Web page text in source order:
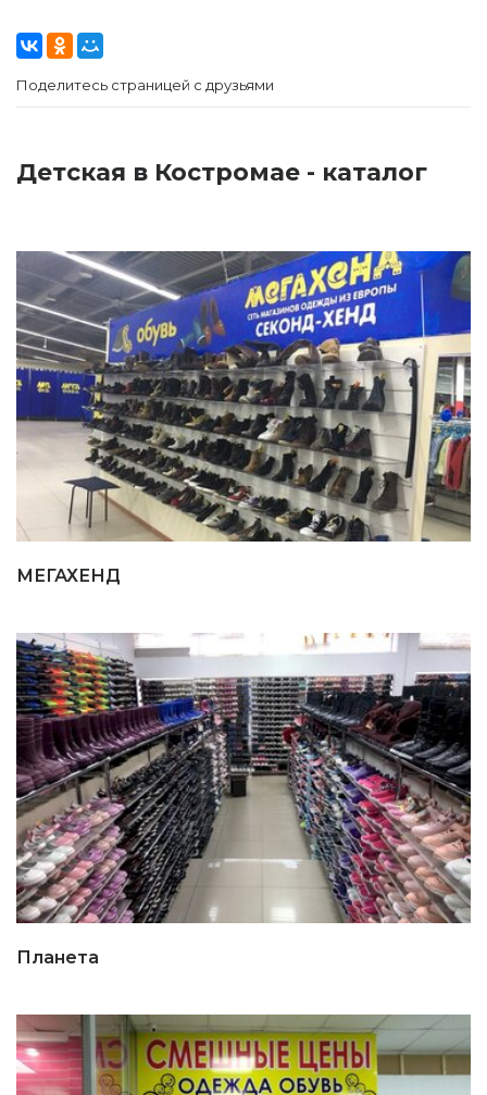
Поделитесь страницей с друзьями
Детская в Костромае - каталог
МЕГАХЕНД
Планета